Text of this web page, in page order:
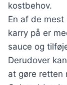
kostbehov.
En af de
karry på er
sauce og
Derudover
at gøre retten